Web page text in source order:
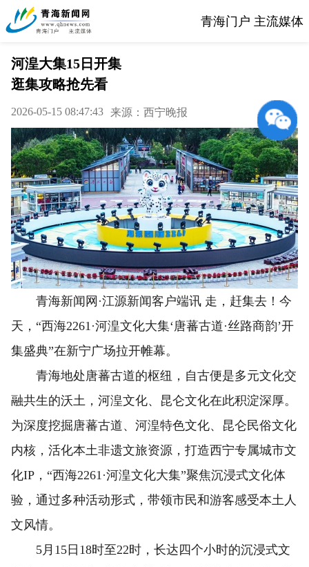
青海门户 主流媒体
河湟大集15日开集
逛集攻略抢先看
2026-05-15 08:47:43 来源：西宁晚报
青海新闻网·江源新闻客户端讯 走，赶集去！今
天，“西海2261·河湟文化大集‘唐蕃古道·丝路商韵’开
集盛典”在新宁广场拉开帷幕。
青海地处唐蕃古道的枢纽，自古便是多元文化交
融共生的沃土，河湟文化、昆仑文化在此积淀深厚。
为深度挖掘唐蕃古道、河湟特色文化、昆仑民俗文化
内核，活化本土非遗文旅资源，打造西宁专属城市文
化IP，“西海2261·河湟文化大集”聚焦沉浸式文化体
验，通过多种活动形式，带领市民和游客感受本土人
文风情。
5月15日18时至22时，长达四个小时的沉浸式文